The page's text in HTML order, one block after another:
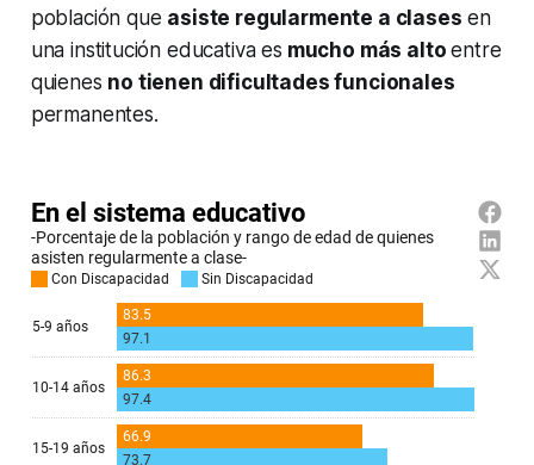
población que asiste regularmente a clases en
una institución educativa es mucho más altoentre
quienes no tienen dificultades funcionales
permanentes.